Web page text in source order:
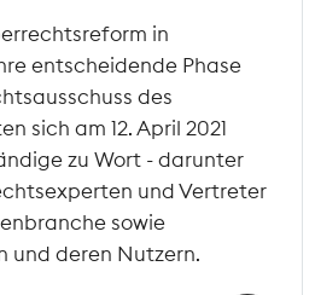
in
entscheidende Phase
des
sich am 12. April 2021
zu Wort - darunter
und Vertreter
sowie
deren Nutzern.